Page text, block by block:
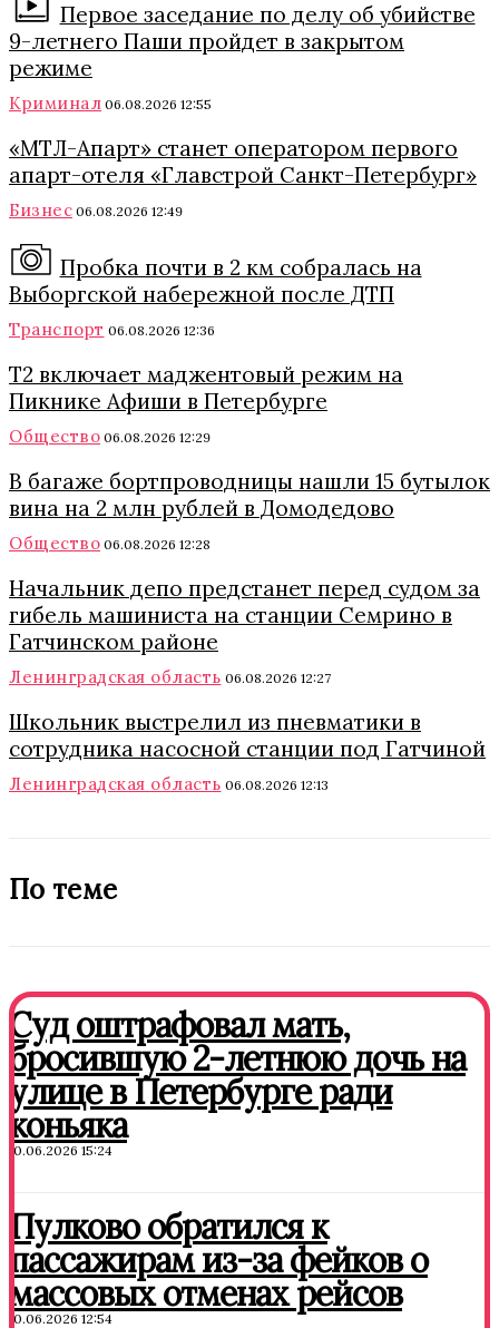
Первое заседание по делу об убийстве
9-летнего Паши пройдет в закрытом
режиме
Криминал 06.08.2026 12:55
«МТЛ-Апарт» станет оператором первого
апарт-отеля «Главстрой Санкт-Петербург»
Бизнес 06.08.2026 12:49
Пробка почти в 2 км собралась на
Выборгской набережной после ДТП
Транспорт 06.08.2026 12:36
Т2 включает маджентовый режим на
Пикнике Афиши в Петербурге
Общество 06.08.2026 12:29
В багаже бортпроводницы нашли 15 бутылок
вина на 2 млн рублей в Домодедово
Общество 06.08.2026 12:28
Начальник депо предстанет перед судом за
гибель машиниста на станции Семрино в
Гатчинском районе
Ленинградская область 06.08.2026 12:27
Школьник выстрелил из пневматики в
сотрудника насосной станции под Гатчиной
Ленинградская область 06.08.2026 12:13
По теме
Суд оштрафовал мать,
бросившую 2-летнюю дочь на
улице в Петербурге ради
коньяка
10.06.2026 15:24
Пулково обратился к
пассажирам из-за фейков о
массовых отменах рейсов
10.06.2026 12:54